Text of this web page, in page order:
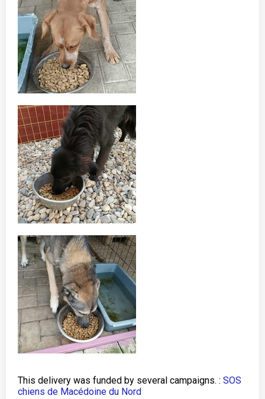
This delivery was funded by several campaigns. : SOS
chiens de Macédoine du Nord